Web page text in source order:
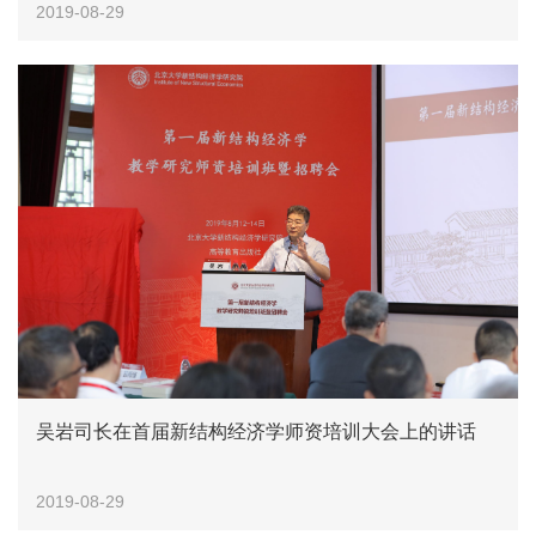
2019-08-29
吴岩司长在首届新结构经济学师资培训大会上的讲话
2019-08-29